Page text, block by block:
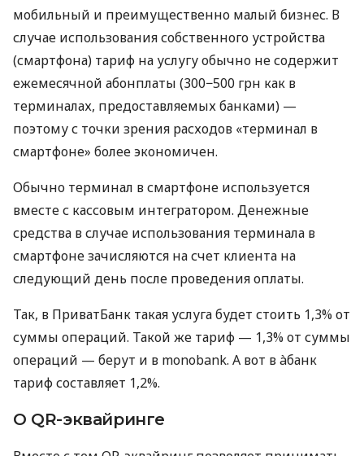
мобильный и преимущественно малый бизнес. В
случае использования собственного устройства
(смартфона) тариф на услугу обычно не содержит
ежемесячной абонплаты (300−500 грн как в
терминалах, предоставляемых банками) —
поэтому с точки зрения расходов «терминал в
смартфоне» более экономичен.
Обычно терминал в смартфоне используется
вместе с кассовым интегратором. Денежные
средства в случае использования терминала в
смартфоне зачисляются на счет клиента на
следующий день после проведения оплаты.
Так, в ПриватБанк такая услуга будет стоить 1,3% от
суммы операций. Такой же тариф — 1,3% от суммы
операций — берут и в monobank. А вот в àбанк
тариф составляет 1,2%.
О QR-эквайринге